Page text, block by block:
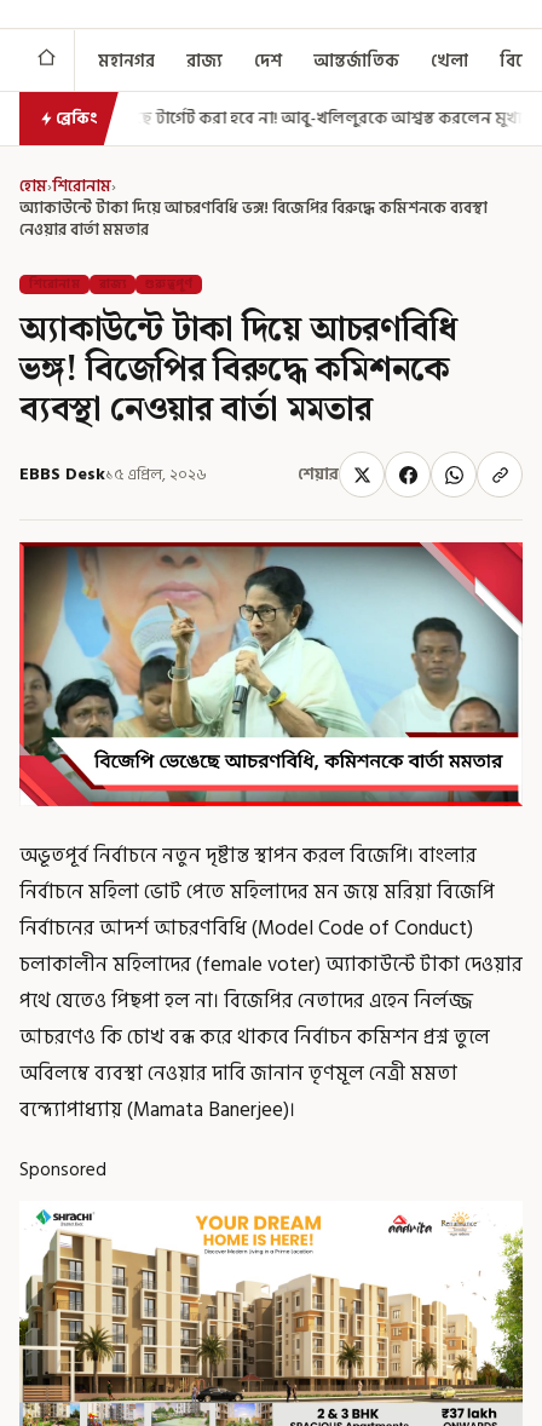
মহানগর রাজ্য দেশ আন্তর্জাতিক খেলা
ব্রেকিং
করা হবে না! আবু-খলিলুরকে আশ্বস্ত করলেন মুখ্যমন্ত্রী এগিয়ে গেল আরও
হোম›শিরোনাম›
অ্যাকাউন্টে টাকা দিয়ে আচরণবিধি ভঙ্গ! বিজেপির বিরুদ্ধে কমিশনকে ব্যবস্থা
নেওয়ার বার্তা মমতার
শিরোনাম রাজ্য গুরুত্বপূর্ণ
অ্যাকাউন্টে টাকা দিয়ে আচরণবিধি
ভঙ্গ! বিজেপির বিরুদ্ধে কমিশনকে
ব্যবস্থা নেওয়ার বার্তা মমতার
EBBS Desk১৫ এপ্রিল, ২০২৬ শেয়ার
অভূতপূর্ব নির্বাচনে নতুন দৃষ্টান্ত স্থাপন করল বিজেপি। বাংলার
নির্বাচনে মহিলা ভোট পেতে মহিলাদের মন জয়ে মরিয়া বিজেপি
নির্বাচনের আদর্শ আচরণবিধি (Model Code of Conduct)
চলাকালীন মহিলাদের (female voter) অ্যাকাউন্টে টাকা দেওয়ার
পথে যেতেও পিছপা হল না। বিজেপির নেতাদের এহেন নির্লজ্জ
আচরণেও কি চোখ বন্ধ করে থাকবে নির্বাচন কমিশন প্রশ্ন তুলে
অবিলম্বে ব্যবস্থা নেওয়ার দাবি জানান তৃণমূল নেত্রী মমতা
বন্দ্যোপাধ্যায় (Mamata Banerjee)।
Sponsored